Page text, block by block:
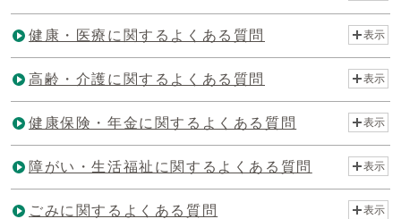
健康・医療に関するよくある質問 表示
高齢・介護に関するよくある質問 表示
健康保険・年金に関するよくある質問 表示
障がい・生活福祉に関するよくある質問 表示
ごみに関するよくある質問 表示